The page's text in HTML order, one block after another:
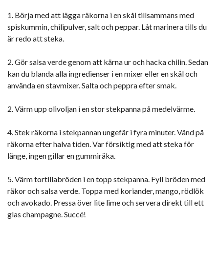
1. Börja med att lägga räkorna i en skål tillsammans med
spiskummin, chilipulver, salt och peppar. Låt marinera tills du
är redo att steka.
2. Gör salsa verde genom att kärna ur och hacka chilin. Sedan
kan du blanda alla ingredienser i en mixer eller en skål och
använda en stavmixer. Salta och peppra efter smak.
2. Värm upp olivoljan i en stor stekpanna på medelvärme.
4. Stek räkorna i stekpannan ungefär i fyra minuter. Vänd på
räkorna efter halva tiden. Var försiktig med att steka för
länge, ingen gillar en gummiräka.
5. Värm tortillabröden i en topp stekpanna. Fyll bröden med
räkor och salsa verde. Toppa med koriander, mango, rödlök
och avokado. Pressa över lite lime och servera direkt till ett
glas champagne. Succé!